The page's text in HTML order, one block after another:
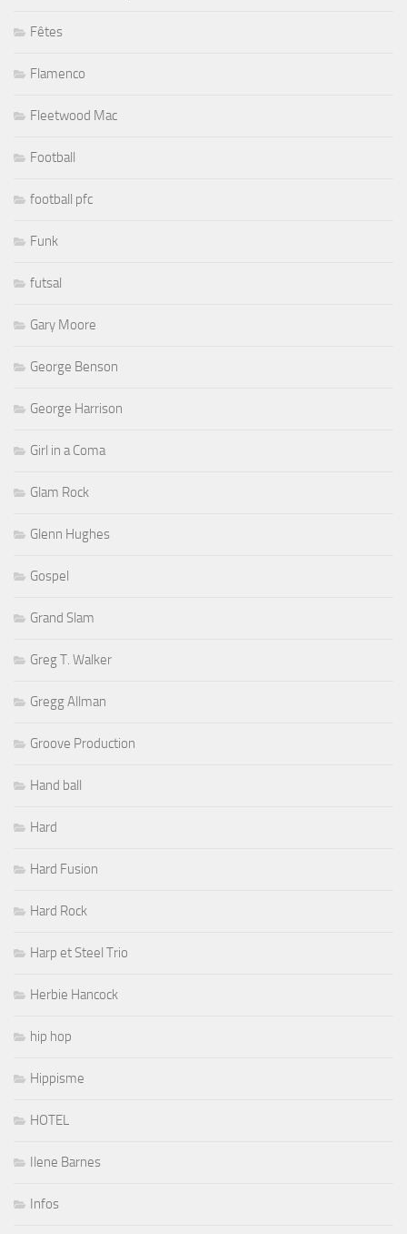
Fêtes
Flamenco
Fleetwood Mac
Football
football pfc
Funk
futsal
Gary Moore
George Benson
George Harrison
Girl in a Coma
Glam Rock
Glenn Hughes
Gospel
Grand Slam
Greg T. Walker
Gregg Allman
Groove Production
Hand ball
Hard
Hard Fusion
Hard Rock
Harp et Steel Trio
Herbie Hancock
hip hop
Hippisme
HOTEL
Ilene Barnes
Infos